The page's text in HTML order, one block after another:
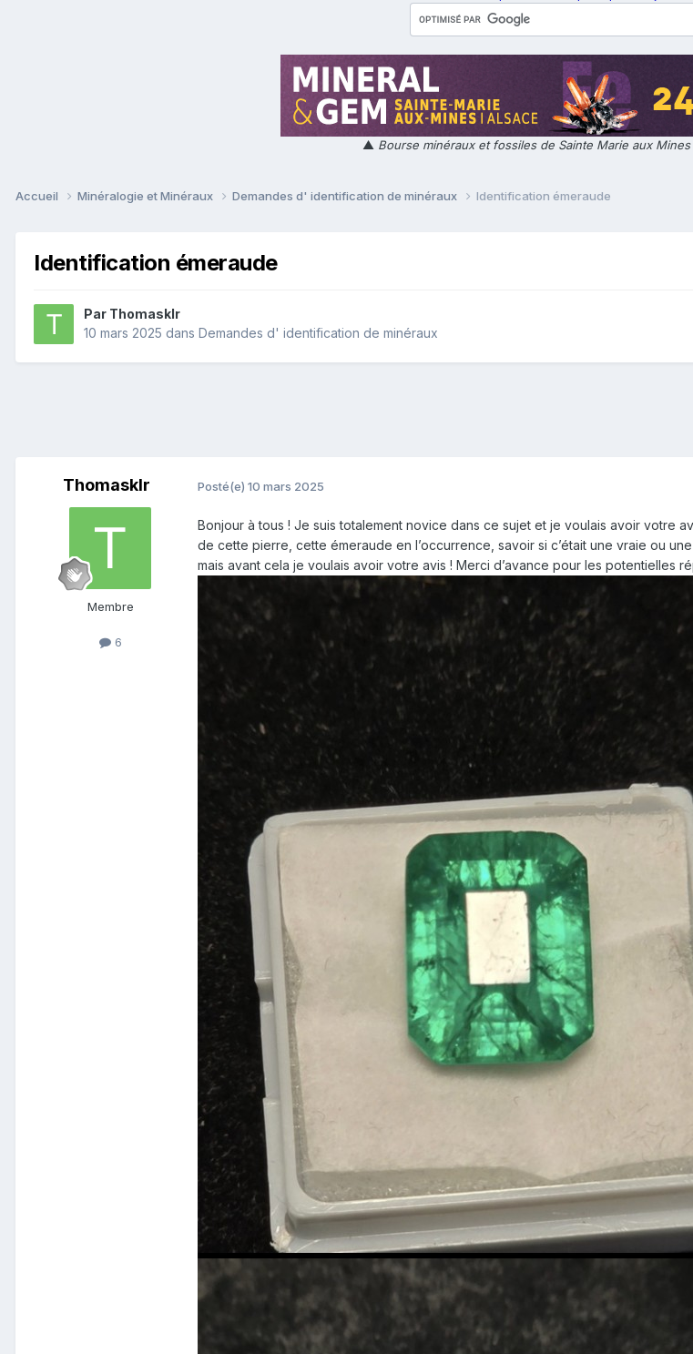
▲ Bourse minéraux et fossiles de Sainte Marie aux
Accueil Minéralogie et Minéraux Demandes d' identification de minéraux Identification émeraude
Identification émeraude
Par Thomasklr
10 mars 2025 dans Demandes d' identification de minéraux
Thomasklr
Membre
6
Posté(e) 10 mars 2025
Bonjour à tous ! Je suis totalement novice dans ce sujet et je voulais avoir votre
de cette pierre, cette émeraude en l’occurrence, savoir si c’était une vraie ou
mais avant cela je voulais avoir votre avis ! Merci d’avance pour les potentielles